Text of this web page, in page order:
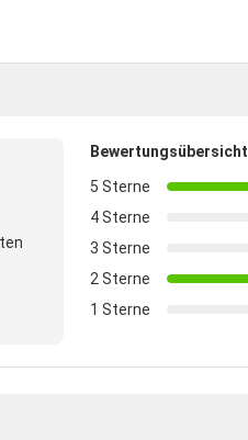
Bewertungsübersicht
5 Sterne
4 Sterne
3 Sterne
2 Sterne
1 Sterne